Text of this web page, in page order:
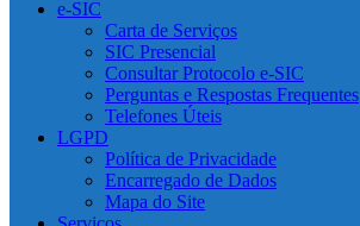
e-SIC
Carta de Serviços
SIC Presencial
Consultar Protocolo e-SIC
Perguntas e Respostas Frequentes
Telefones Úteis
LGPD
Política de Privacidade
Encarregado de Dados
Mapa do Site